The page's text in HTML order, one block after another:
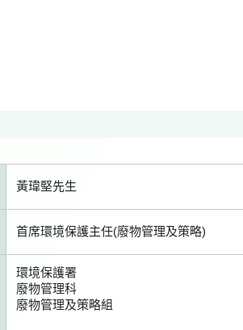
黃瑋堅先生
首席環境保護主任(廢物管理及策略)
環境保護署
廢物管理科
廢物管理及策略組